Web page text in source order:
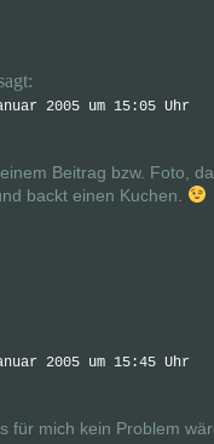
2005 um 15:05 Uhr
Beitrag bzw. Foto,
backt einen Kuchen.
2005 um 15:45 Uhr
für mich kein Problem